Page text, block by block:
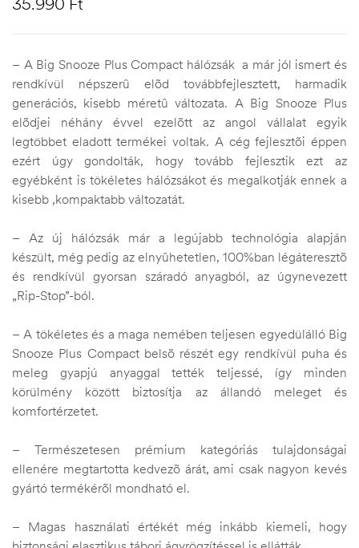
– A Big Snooze Plus Compact hálózsák a már jól ismert és
rendkívül népszerû elõd továbbfejlesztett, harmadik
generációs, kisebb méretû változata. A Big Snooze Plus
elõdjei néhány évvel ezelõtt az angol vállalat egyik
legtöbbet eladott termékei voltak. A cég fejlesztõi éppen
ezért úgy gondolták, hogy tovább fejlesztik ezt az
egyébként is tökéletes hálózsákot és megalkotják ennek a
kisebb ,kompaktabb változatát.
– Az új hálózsák már a legújabb technológia alapján
készült, még pedig az elnyûhetetlen, 100%ban légáteresztõ
és rendkívül gyorsan száradó anyagból, az úgynevezett
„Rip-Stop”-ból.
– A tökéletes és a maga nemében teljesen egyedülálló Big
Snooze Plus Compact belsõ részét egy rendkívül puha és
meleg gyapjú anyaggal tették teljessé, így minden
körülmény között biztosítja az állandó meleget és
komfortérzetet.
– Természetesen prémium kategóriás tulajdonságai
ellenére megtartotta kedvezõ árát, ami csak nagyon kevés
gyártó termékérõl mondható el.
– Magas használati értékét még inkább kiemeli, hogy